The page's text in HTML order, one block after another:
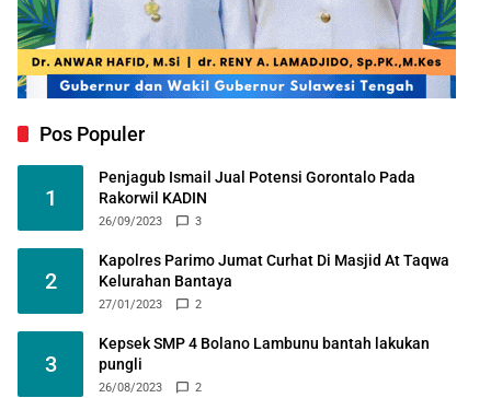
Pos Populer
1
Penjagub Ismail Jual Potensi Gorontalo Pada
Rakorwil KADIN
26/09/2023 3
2
Kapolres Parimo Jumat Curhat Di Masjid At Taqwa
Kelurahan Bantaya
27/01/2023 2
3
Kepsek SMP 4 Bolano Lambunu bantah lakukan
pungli
26/08/2023 2